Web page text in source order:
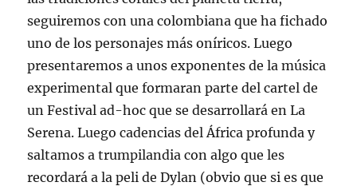
seguiremos con una colombiana que ha fichado
uno de los personajes más oníricos. Luego
presentaremos a unos exponentes de la música
experimental que formaran parte del cartel de
un Festival ad-hoc que se desarrollará en La
Serena. Luego cadencias del África profunda y
saltamos a trumpilandia con algo que les
recordará a la peli de Dylan (obvio que si es que